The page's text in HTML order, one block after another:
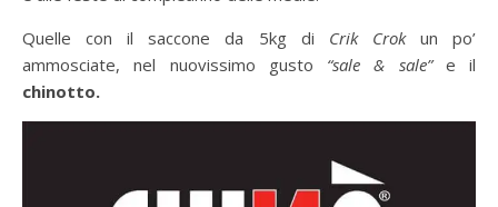
Quelle con il saccone da 5kg di Crik Crokun po’
ammosciate, nel nuovissimo gusto “sale & sale”e il
chinotto.